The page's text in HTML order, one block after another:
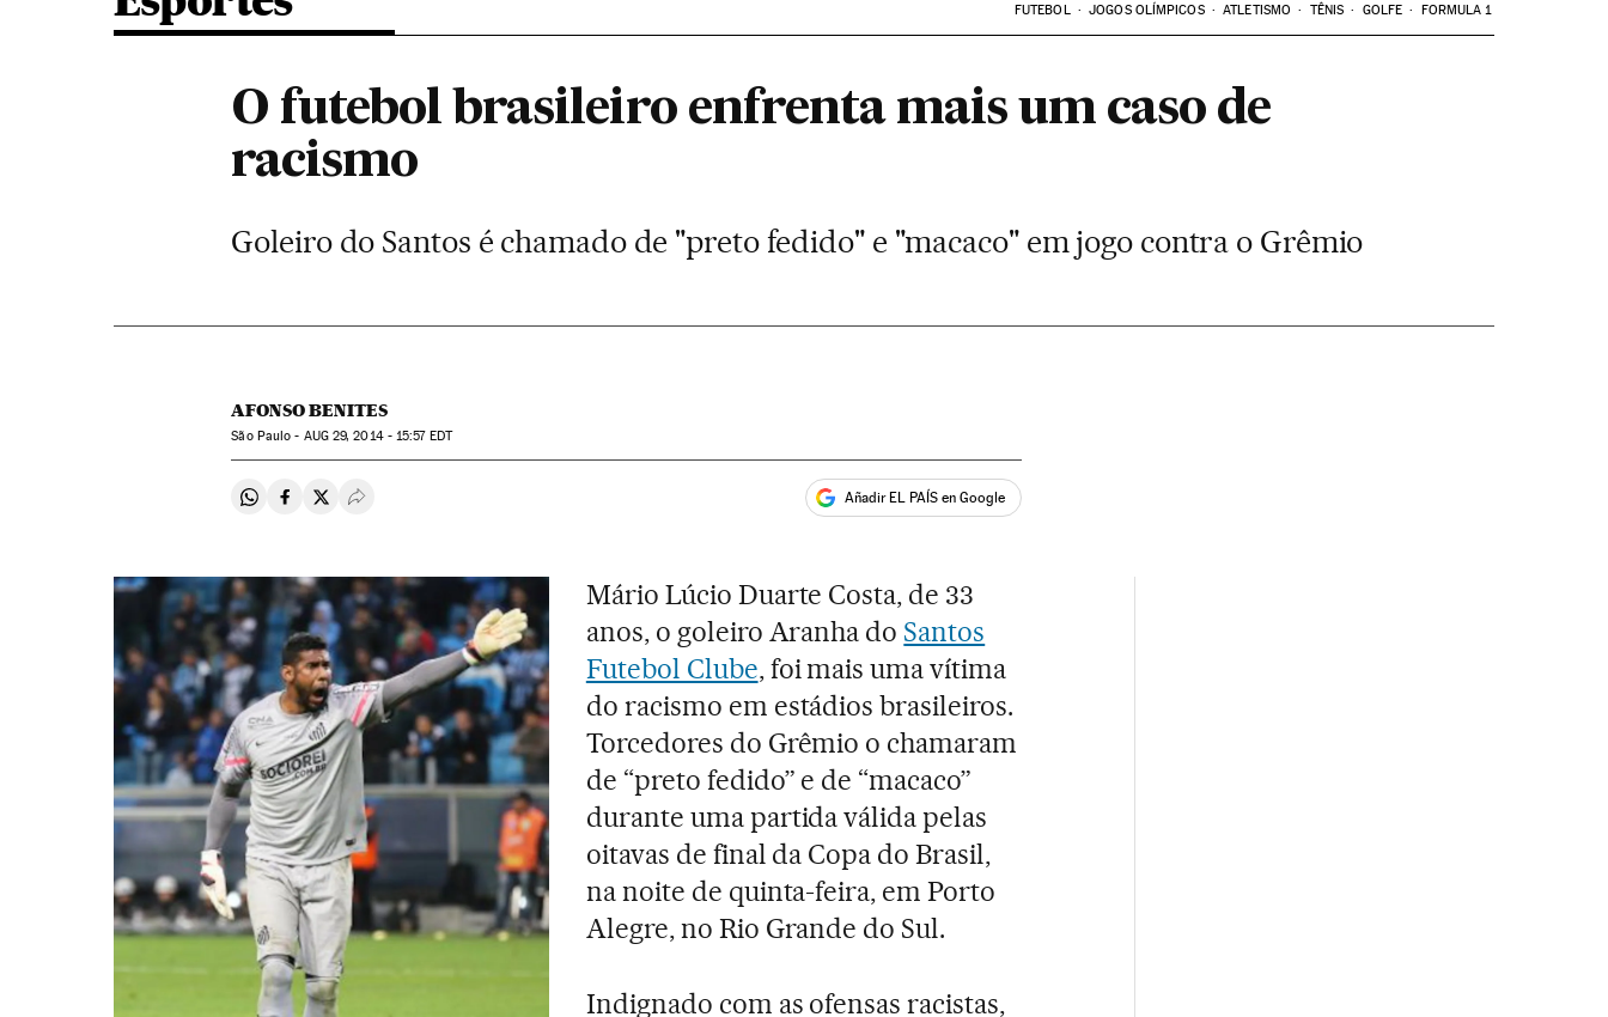
FUTEBOL JOGOS OLÍMPICOS ATLETISMO TÊNIS GOLFE FORMULA 1
O futebol brasileiro enfrenta mais um caso de
racismo
Goleiro do Santos é chamado de "preto fedido" e "macaco" em jogo contra o Grêmio
AFONSO BENITES
São Paulo - AUG29, 2014 - 15:57EDT
Compartir en Whatsapp
Compartir en Facebook
Compartir en Twitter
Desplegar Redes Sociales Añadir EL PAÍS en Google
Mário Lúcio Duarte Costa, de 33
anos, o goleiro Aranha do Santos
Futebol Clube, foi mais uma vítima
do racismo em estádios brasileiros.
Torcedores do Grêmio o chamaram
de “preto fedido” e de “macaco”
durante uma partida válida pelas
oitavas de final da Copa do Brasil,
na noite de quinta-feira, em Porto
Alegre, no Rio Grande do Sul.
Indignado com as ofensas racistas,